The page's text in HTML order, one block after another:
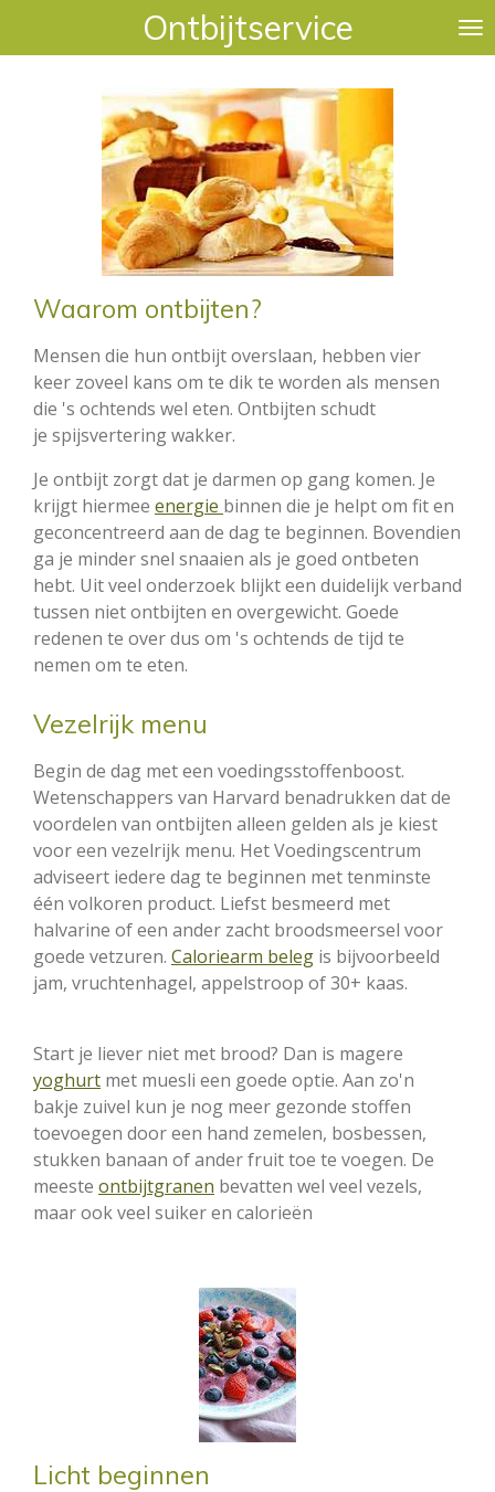
hoofdinhoud
Ontbijtservice
Waarom ontbijten?
Mensen die hun ontbijt overslaan, hebben vier
keer zoveel kans om te dik te worden als mensen
die 's ochtends wel eten. Ontbijten schudt
je spijsvertering wakker.
Je ontbijt zorgt dat je darmen op gang komen. Je
krijgt hiermee energie binnen die je helpt om fit en
geconcentreerd aan de dag te beginnen. Bovendien
ga je minder snel snaaien als je goed ontbeten
hebt. Uit veel onderzoek blijkt een duidelijk verband
tussen niet ontbijten en overgewicht. Goede
redenen te over dus om 's ochtends de tijd te
nemen om te eten.
Vezelrijk menu
Begin de dag met een voedingsstoffenboost.
Wetenschappers van Harvard benadrukken dat de
voordelen van ontbijten alleen gelden als je kiest
voor een vezelrijk menu. Het Voedingscentrum
adviseert iedere dag te beginnen met tenminste
één volkoren product. Liefst besmeerd met
halvarine of een ander zacht broodsmeersel voor
goede vetzuren. Caloriearm beleg is bijvoorbeeld
jam, vruchtenhagel, appelstroop of 30+ kaas.
Start je liever niet met brood? Dan is magere
yoghurt met muesli een goede optie. Aan zo'n
bakje zuivel kun je nog meer gezonde stoffen
toevoegen door een hand zemelen, bosbessen,
stukken banaan of ander fruit toe te voegen. De
meeste ontbijtgranen bevatten wel veel vezels,
maar ook veel suiker en calorieën
Licht beginnen